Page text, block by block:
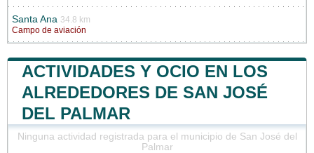
Santa Ana 34.8 km
Campo de aviación
ACTIVIDADES Y OCIO EN LOS
ALREDEDORES DE SAN JOSÉ
DEL PALMAR
Ninguna actividad registrada para el municipio de San José del
Palmar